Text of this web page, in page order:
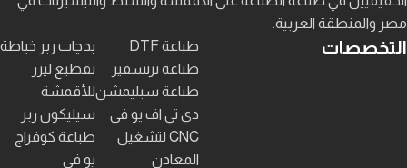
مصر والمنطقة العربية.
التخصصات
طباعة DTF
طباعة ترنسفير
طباعة سبليمشن
دي تي اف يو في
CNC لتشغيل
المعادن
بدچات ربر خياطة
تقطيع ليزر
للأقمشة
سيليكون ربر
طباعة كوفراج
يو في